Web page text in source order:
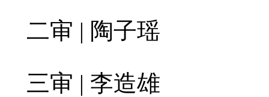
二审 | 陶子瑶
三审 | 李造雄